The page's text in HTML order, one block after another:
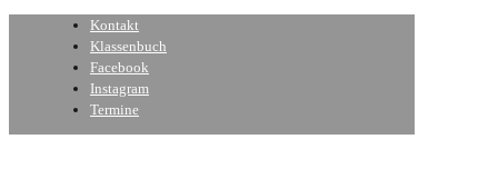
Kontakt
Klassenbuch
Facebook
Instagram
Termine